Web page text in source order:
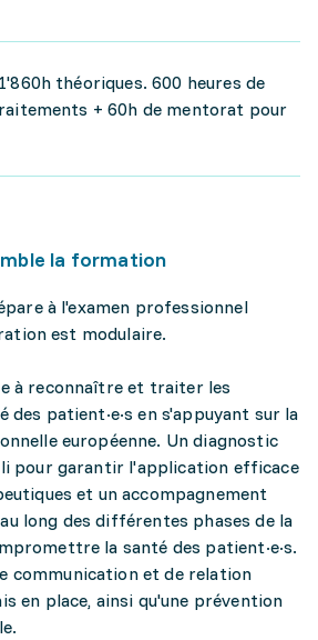
théoriques. 600 heures de
+ 60h de mentorat pour
la formation
à l'examen professionnel
est modulaire.
à reconnaître et traiter les
des patient·e·s en s'appuyant sur la
européenne. Un diagnostic
pour garantir l'application efficace
et un accompagnement
long des différentes phases de la
la santé des patient·e·s.
communication et de relation
en place, ainsi qu'une prévention